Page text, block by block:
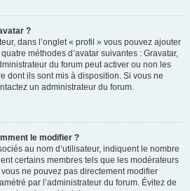
?
dans l’onglet « profil » vous pouvez ajouter
méthodes d’avatar suivantes : Gravatar,
du forum peut activer ou non les
dont ils sont mis à disposition. Si vous ne
un administrateur du forum.
le modifier ?
au nom d’utilisateur, indiquent le nombre
certains membres tels que les modérateurs
ne pouvez pas directement modifier
par l’administrateur du forum. Évitez de